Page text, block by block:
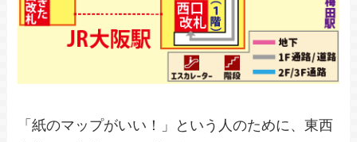
「紙のマップがいい！」という人のために、東西